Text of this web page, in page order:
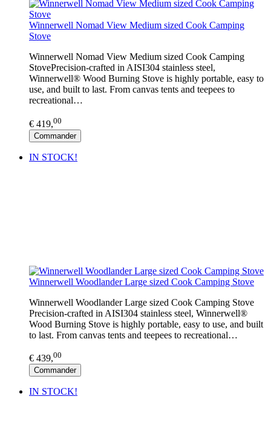
Winnerwell Nomad View Medium sized Cook Camping
Stove
Winnerwell Nomad View Medium sized Cook Camping
StovePrecision-crafted in AISI304 stainless steel,
Winnerwell® Wood Burning Stove is highly portable, easy to
use, and built to last. From canvas tents and teepees to
recreational…
€ 419,00
Commander
IN STOCK!
Winnerwell Woodlander Large sized Cook Camping Stove
Winnerwell Woodlander Large sized Cook Camping Stove
Precision-crafted in AISI304 stainless steel, Winnerwell®
Wood Burning Stove is highly portable, easy to use, and built
to last. From canvas tents and teepees to recreational…
€ 439,00
Commander
IN STOCK!